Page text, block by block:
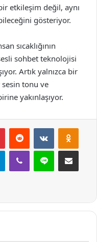
etkileşim değil, aynı
gösteriyor.
sıcaklığının
sohbet teknolojisi
Artık yalnızca bir
tonu ve
yakınlaşıyor.
PinterestReddit VKontakte
TelegramViber Line E-Posta ile